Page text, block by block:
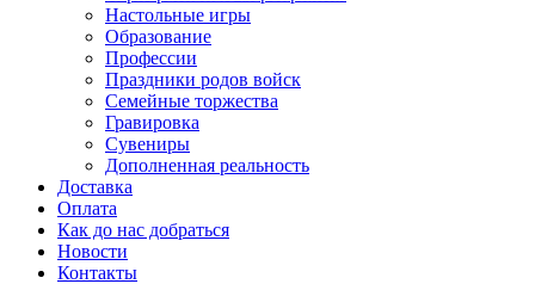
Настольные игры
Образование
Профессии
Праздники родов войск
Семейные торжества
Гравировка
Сувениры
Дополненная реальность
Доставка
Оплата
Как до нас добраться
Новости
Контакты